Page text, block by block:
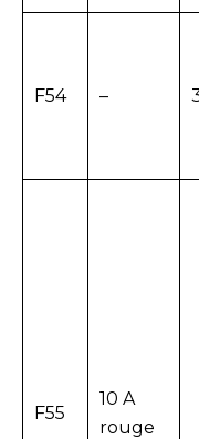
F54 –
F55
10 A
rouge